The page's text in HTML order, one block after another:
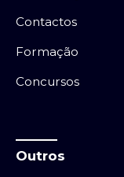
Contactos
Formação
Concursos
Outros